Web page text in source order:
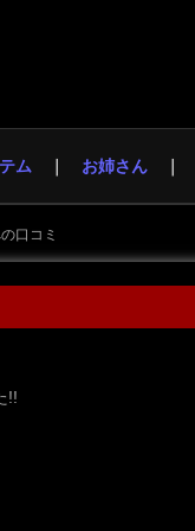
ム お姉さん
口コミ
!!